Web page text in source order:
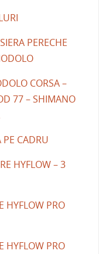
PERECHE
CORSA –
77 – SHIMANO
PE CADRU
HYFLOW – 3
HYFLOW PRO
HYFLOW PRO